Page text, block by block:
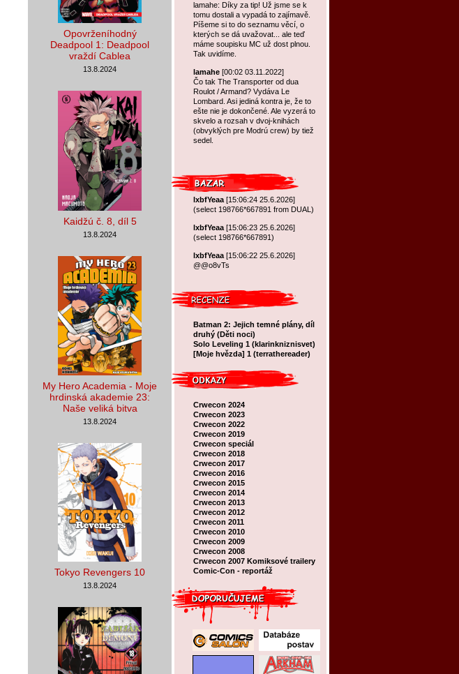
lamahe: Díky za tip! Už jsme se k
tomu dostali a vypadá to zajímavě.
Píšeme si to do seznamu věcí, o
kterých se dá uvažovat... ale teď
máme soupisku MC už dost plnou.
Tak uvidíme.
lamahe [00:02 03.11.2022]
Čo tak The Transporter od dua
Roulot / Armand? Vydáva Le
Lombard. Asi jediná kontra je, že to
ešte nie je dokončené. Ale vyzerá to
skvelo a rozsah v dvoj-knihách
(obvyklých pre Modrú crew) by tiež
sedel.
lxbfYeaa [15:06:24 25.6.2026]
(select 198766*667891 from DUAL)
lxbfYeaa [15:06:23 25.6.2026]
(select 198766*667891)
lxbfYeaa [15:06:22 25.6.2026]
@@o8vTs
Batman 2: Jejich temné plány, díl
druhý (Děti noci)
Solo Leveling 1 (klarinkniznisvet)
[Moje hvězda] 1 (terrathereader)
Crwecon 2024
Crwecon 2023
Crwecon 2022
Crwecon 2019
Crwecon speciál
Crwecon 2018
Crwecon 2017
Crwecon 2016
Crwecon 2015
Crwecon 2014
Crwecon 2013
Crwecon 2012
Crwecon 2011
Crwecon 2010
Crwecon 2009
Crwecon 2008
Crwecon 2007 Komiksové trailery
Comic-Con - reportáž
Opovrženíhodný
Deadpool 1: Deadpool
vraždí Cablea
13.8.2024
Kaidžú č. 8, díl 5
13.8.2024
My Hero Academia - Moje
hrdinská akademie 23:
Naše veliká bitva
13.8.2024
Tokyo Revengers 10
13.8.2024